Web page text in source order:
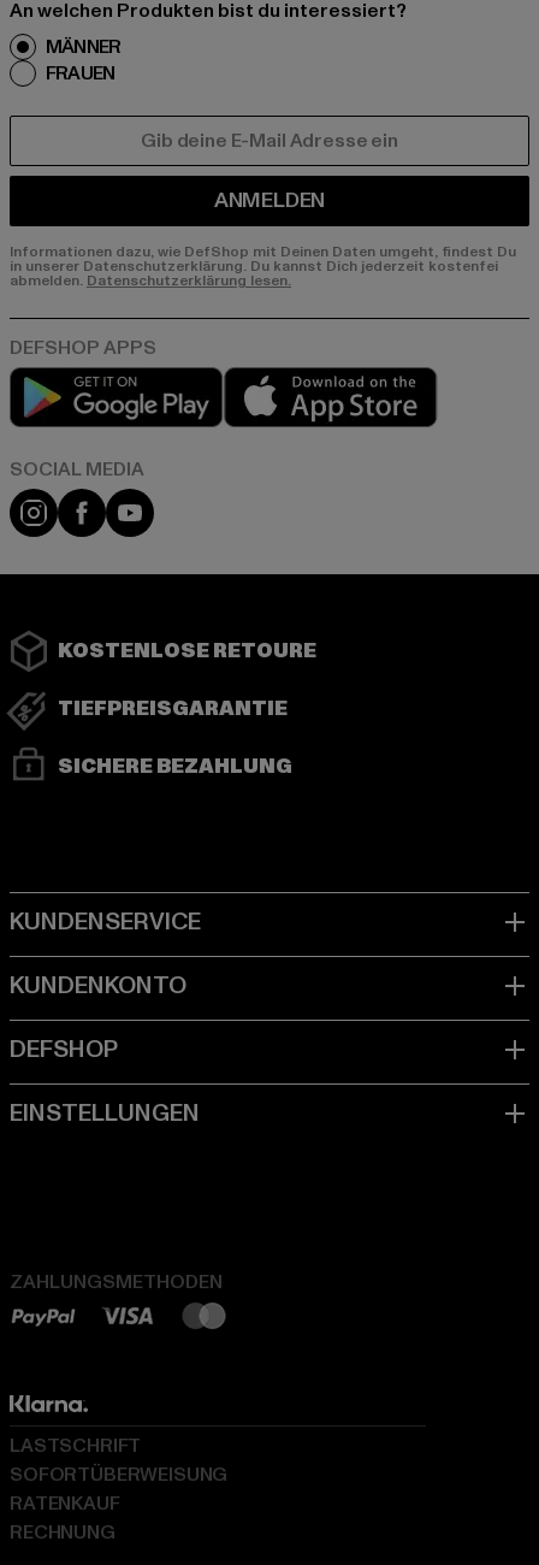
An welchen Produkten bist du interessiert?
MÄNNER
FRAUEN
ANMELDEN
Informationen dazu, wie DefShop mit Deinen Daten umgeht, findest Du
in unserer Datenschutzerklärung. Du kannst Dich jederzeit kostenfei
abmelden. Datenschutzerklärung lesen.
Play market
Instagram
FacebookYouTube
KOSTENLOSE RETOURE
TIEFPREISGARANTIE
SICHERE BEZAHLUNG
ZAHLUNGSMETHODEN
LASTSCHRIFT
SOFORTÜBERWEISUNG
RATENKAUF
RECHNUNG